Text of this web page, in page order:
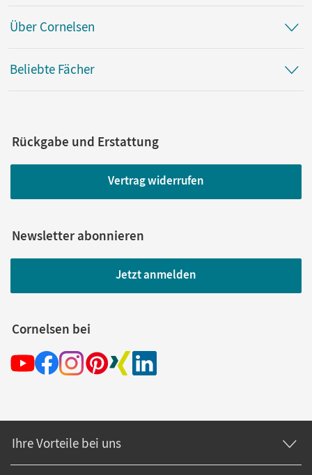
Über Cornelsen
Beliebte Fächer
Rückgabe und Erstattung
Vertrag widerrufen
Newsletter abonnieren
Jetzt anmelden
Cornelsen bei
Ihre Vorteile bei uns